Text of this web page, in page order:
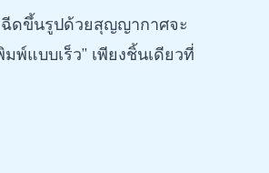
ฉีดขึ้นรูปด้วยสุญญากาศจะ
แบบเร็ว” เพียงชิ้นเดียวที่